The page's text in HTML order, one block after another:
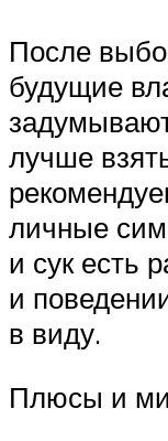
После
будущие
лучше
личные
и сук есть
и
в виду.
Плюсы и